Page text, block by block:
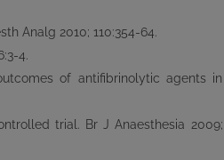
Analg 2010; 110:354-64.
4.
of antifibrinolytic agents in
trial. Br J Anaesthesia 2009;